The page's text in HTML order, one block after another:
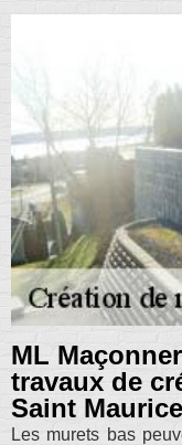
ML
travaux de
Saint
Les murets bas